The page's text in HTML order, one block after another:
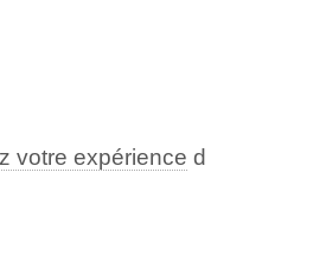
votre expérience d